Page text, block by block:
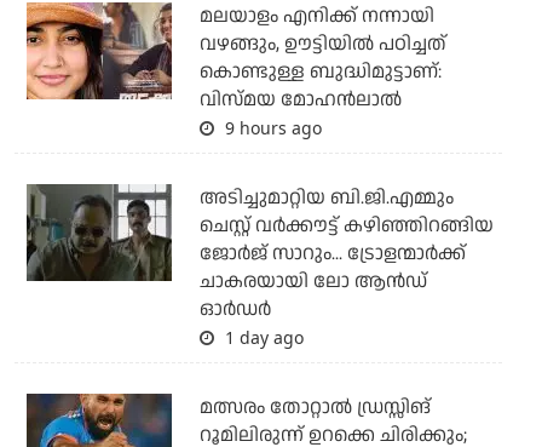
മലയാളം എനിക്ക് നന്നായി
വഴങ്ങും, ഊട്ടിയില്‍ പഠിച്ചത്
കൊണ്ടുള്ള ബുദ്ധിമുട്ടാണ്:
വിസ്മയ മോഹന്‍ലാല്‍
9 hours ago
അടിച്ചുമാറ്റിയ ബി.ജി.എമ്മും
ചെസ്റ്റ് വര്‍ക്കൗട്ട് കഴിഞ്ഞിറങ്ങിയ
ജോര്‍ജ് സാറും... ട്രോളന്മാര്‍ക്ക്
ചാകരയായി ലോ ആന്‍ഡ്
ഓര്‍ഡര്‍
1 day ago
മത്സരം തോറ്റാല്‍ ഡ്രസ്സിങ്
റൂമിലിരുന്ന് ഉറക്കെ ചിരിക്കും;